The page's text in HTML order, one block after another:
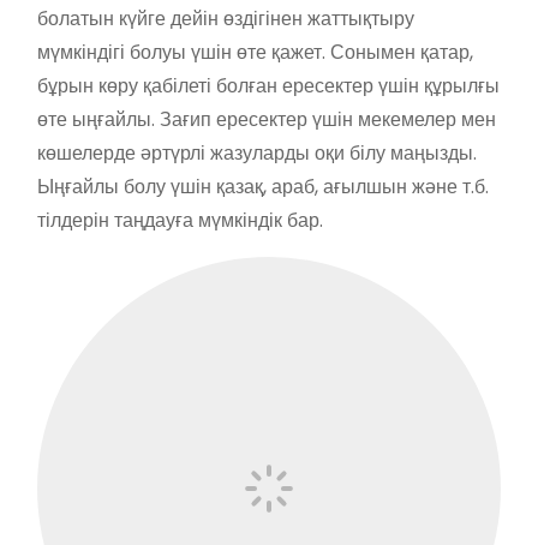
болатын күйге дейін өздігінен жаттықтыру
мүмкіндігі болуы үшін өте қажет. Сонымен қатар,
бұрын көру қабілеті болған ересектер үшін құрылғы
өте ыңғайлы. Зағип ересектер үшін мекемелер мен
көшелерде әртүрлі жазуларды оқи білу маңызды.
Ыңғайлы болу үшін қазақ, араб, ағылшын және т.б.
тілдерін таңдауға мүмкіндік бар.